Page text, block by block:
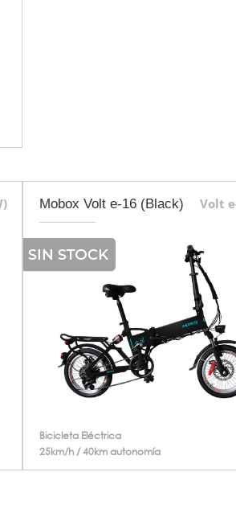
Mobox Volt e-16 (Black) Volt
Bicicleta Eléctrica
25km/h / 40km autonomía